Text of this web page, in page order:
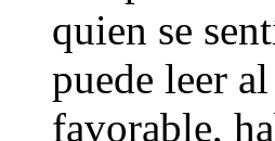
quien se
puede leer
favorable,